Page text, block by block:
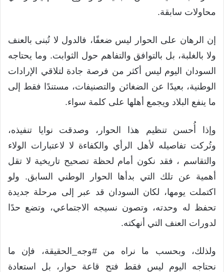
محاولات سابقة.
إن الرهان على الحوار ليس ضعفًا، فالدول لا تُبنى بالعنف
ولا بالغلبة، بل بالتوافق والتفاهم حول الثوابت. وما يحتاجه
السودان اليوم ليس أكثر من فرصة جادة لتلاقي الإرادات
الوطنية، بعيدًا عن الضغائن والتصنيفات، مستندًا فقط إلى
ما ينفع البلاد ويجمع أهلها على كلمة سواء.
وإذا أُحسن تنظيم هذا الحوار، وصدقت نوايا تنفيذه،
وتُركت تفاصيله لأهل الرأي والكفاءة لا لاعتبارات الولاء
والتقاسم ، فقد نكون أمام لحظة تصحيح تاريخية لا تقل
أهمية عن تلك التي بدأها الحوار الوطني السابق. ولو
اكتملت يومها، لكان السودان قد عبر إلى مرحلة جديدة
تحفظ له وحدته، وتصون نسيجه الاجتماعي، وتضع حدًا
لدورات العنف التي أنهكته.
ولذلك، وبحسب ما نراه من #وجه_الحقيقة، فإن ما
نحتاجه اليوم ليس فقط فتح قاعة حوار، بل استعادة